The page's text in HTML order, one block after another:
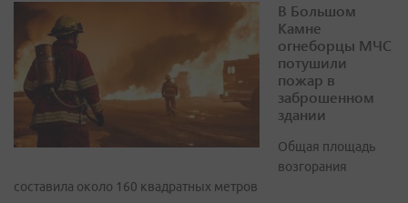
В Большом
Камне
огнеборцы МЧС
потушили
пожар в
заброшенном
здании
Общая площадь
возгорания
составила около 160 квадратных метров